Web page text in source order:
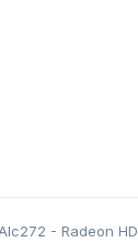
- Radeon